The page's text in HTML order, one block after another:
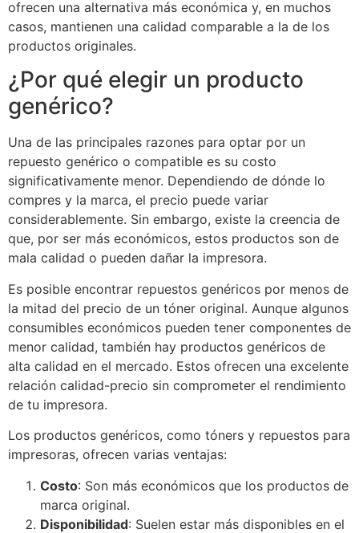
ofrecen una alternativa más económica y, en muchos
casos, mantienen una calidad comparable a la de los
productos originales.
¿Por qué elegir un producto
genérico?
Una de las principales razones para optar por un
repuesto genérico o compatible es su costo
significativamente menor. Dependiendo de dónde lo
compres y la marca, el precio puede variar
considerablemente. Sin embargo, existe la creencia de
que, por ser más económicos, estos productos son de
mala calidad o pueden dañar la impresora.
Es posible encontrar repuestos genéricos por menos de
la mitad del precio de un tóner original. Aunque algunos
consumibles económicos pueden tener componentes de
menor calidad, también hay productos genéricos de
alta calidad en el mercado. Estos ofrecen una excelente
relación calidad-precio sin comprometer el rendimiento
de tu impresora.
Los productos genéricos, como tóners y repuestos para
impresoras, ofrecen varias ventajas:
Costo: Son más económicos que los productos de
marca original.
Disponibilidad: Suelen estar más disponibles en el